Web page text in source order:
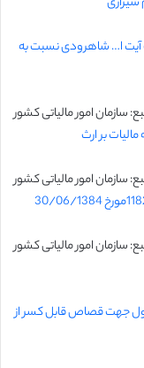
نظارت حضرت آیت ا… شاهرودی نسبت به
سازمان امور مالیاتی کشور
سازمان امور مالیاتی کشور
سازمان امور مالیاتی کشور
وراث مقتول جهت قصاص قابل کسر از